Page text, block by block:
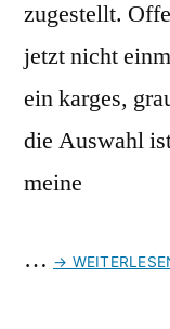
zugestellt.
jetzt nicht
ein karges,
die Auswahl
meine
… →